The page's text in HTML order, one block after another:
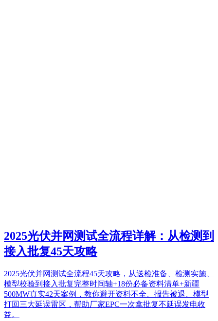
2025光伏并网测试全流程详解：从检测到
接入批复45天攻略
2025光伏并网测试全流程45天攻略，从送检准备、检测实施、
模型校验到接入批复完整时间轴+18份必备资料清单+新疆
500MW真实42天案例，教你避开资料不全、报告被退、模型
打回三大延误雷区，帮助厂家EPC一次拿批复不延误发电收
益。